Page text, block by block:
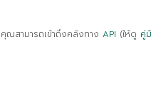
คุณสามารถเข้าถึงคลังทาง API (ให้ดู คู่